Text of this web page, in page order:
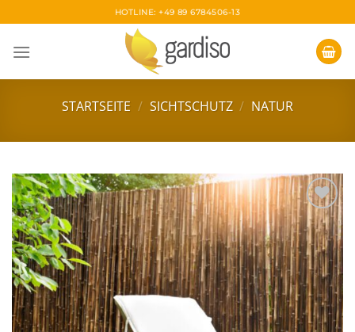
to
content
HOTLINE: +49 89 6784506-13
STARTSEITE / SICHTSCHUTZ / NATUR
Zur
Wunschliste